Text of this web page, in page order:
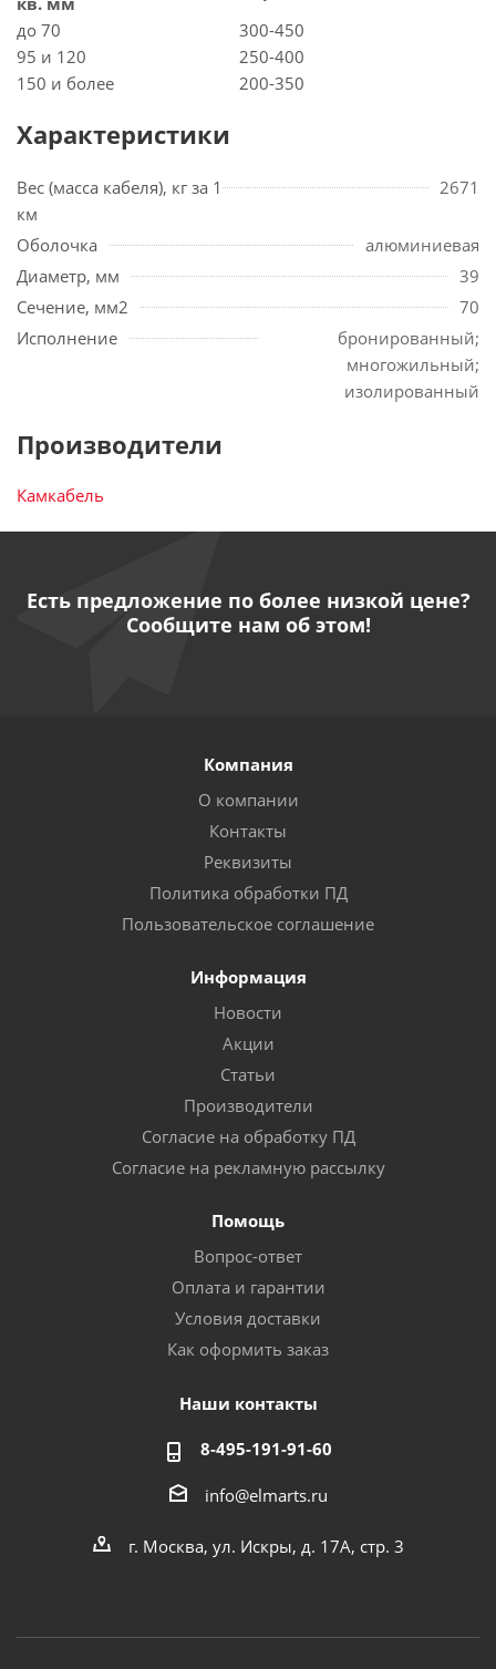
до 70
300-450
95 и 120
250-400
150 и более
200-350
Характеристики
Вес (масса кабеля), кг за 1
км
2671
Оболочка
алюминиевая
Диаметр, мм
39
Сечение, мм2
70
Исполнение
бронированный;
многожильный;
изолированный
Производители
Камкабель
Есть предложение по более низкой цене?
Сообщите нам об этом!
Компания
О компании
Контакты
Реквизиты
Политика обработки ПД
Пользовательское соглашение
Информация
Новости
Акции
Статьи
Производители
Согласие на обработку ПД
Согласие на рекламную рассылку
Помощь
Вопрос-ответ
Оплата и гарантии
Условия доставки
Как оформить заказ
Наши контакты
8-495-191-91-60
info@elmarts.ru
г. Москва, ул. Искры, д. 17А, стр. 3